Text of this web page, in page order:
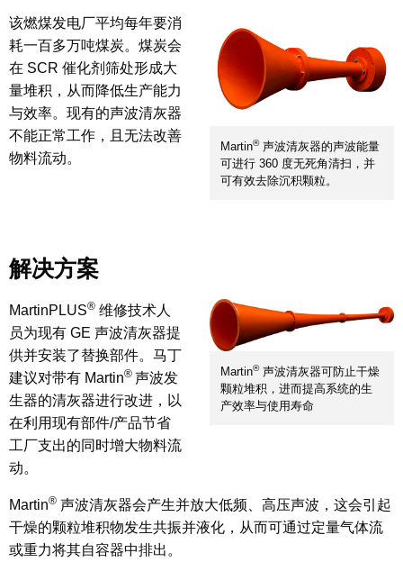
Martin®声波清灰器的声波能量
可进行 360 度无死角清扫，并
可有效去除沉积颗粒。
该燃煤发电厂平均每年要消
耗一百多万吨煤炭。煤炭会
在 SCR 催化剂筛处形成大
量堆积，从而降低生产能力
与效率。现有的声波清灰器
不能正常工作，且无法改善
物料流动。
解决方案
Martin®声波清灰器可防止干燥
颗粒堆积，进而提高系统的生
产效率与使用寿命
MartinPLUS® 维修技术人
员为现有 GE 声波清灰器提
供并安装了替换部件。马丁
建议对带有 Martin® 声波发
生器的清灰器进行改进，以
在利用现有部件/产品节省
工厂支出的同时增大物料流
动。
Martin® 声波清灰器会产生并放大低频、高压声波，这会引起
干燥的颗粒堆积物发生共振并液化，从而可通过定量气体流
或重力将其自容器中排出。